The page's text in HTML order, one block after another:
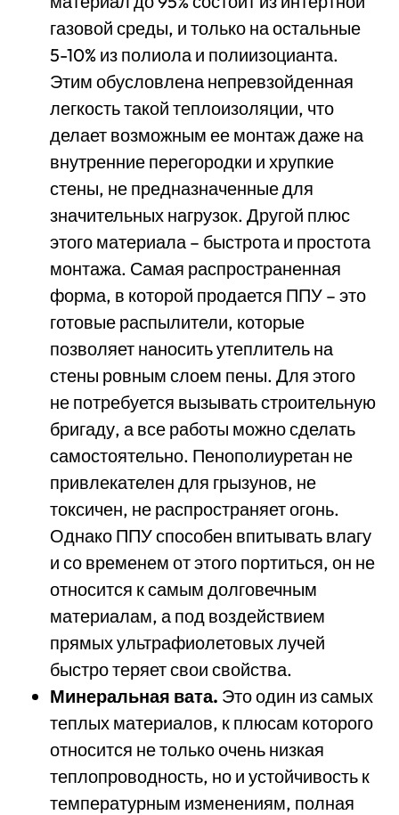
газовой среды, и только на остальные
5-10% из полиола и полиизоцианта.
Этим обусловлена непревзойденная
легкость такой теплоизоляции, что
делает возможным ее монтаж даже на
внутренние перегородки и хрупкие
стены, не предназначенные для
значительных нагрузок. Другой плюс
этого материала – быстрота и простота
монтажа. Самая распространенная
форма, в которой продается ППУ – это
готовые распылители, которые
позволяет наносить утеплитель на
стены ровным слоем пены. Для этого
не потребуется вызывать строительную
бригаду, а все работы можно сделать
самостоятельно. Пенополиуретан не
привлекателен для грызунов, не
токсичен, не распространяет огонь.
Однако ППУ способен впитывать влагу
и со временем от этого портиться, он не
относится к самым долговечным
материалам, а под воздействием
прямых ультрафиолетовых лучей
быстро теряет свои свойства.
Минеральная вата. Это один из самых
теплых материалов, к плюсам которого
относится не только очень низкая
теплопроводность, но и устойчивость к
температурным изменениям, полная